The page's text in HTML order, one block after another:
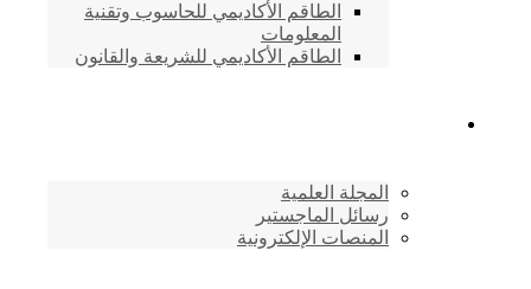
الطاقم الأكاديمي للحاسوب وتقنية
المعلومات
الطاقم الأكاديمي للشريعة والقانون
المجلة العلمية
رسائل الماجستير
المنصات الإلكترونية